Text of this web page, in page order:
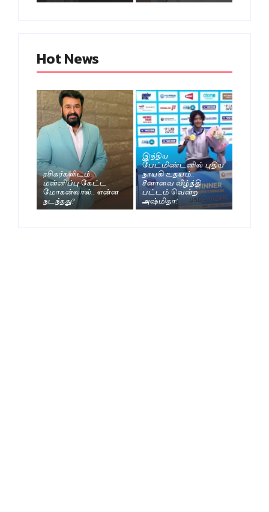
Hot News
ரசிகர்களிடம்
மன்னிப்பு கேட்ட
மோகன்லால்.. என்ன
நடந்தது?
இந்திய
பேட்மிண்டனில் புதிய
நாயகி உதயம்..
சீனாவை வீழ்த்தி
பட்டம் வென்ற
அஷ்மிதா!